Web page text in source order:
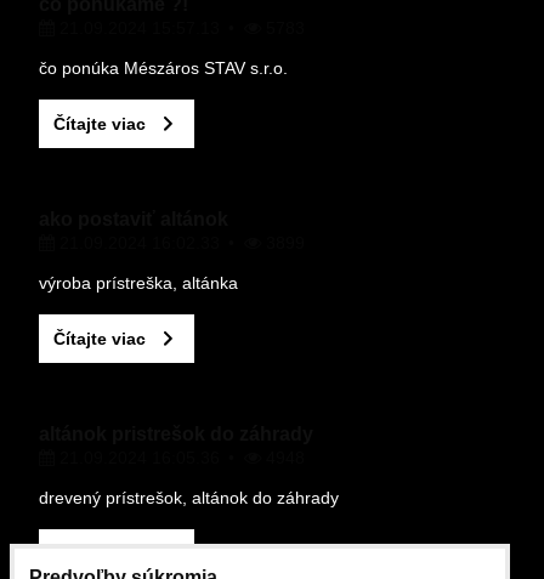
čo ponúka Mészáros STAV s.r.o.
Čítajte viac
výroba prístreška, altánka
Čítajte viac
drevený prístrešok, altánok do záhrady